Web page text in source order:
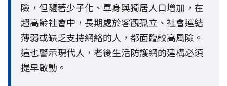
險，但隨著少子化、單身與獨居人口增加，在
超高齡社會中，長期處於客觀孤立、社會連結
薄弱或缺乏支持網絡的人，都面臨較高風險。
這也警示現代人，老後生活防護網的建構必須
提早啟動。